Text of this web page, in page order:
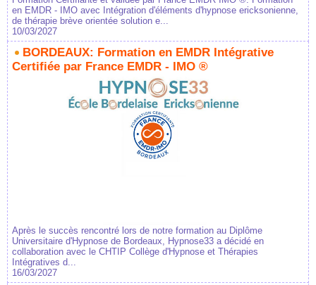
en EMDR - IMO avec Intégration d'éléments d'hypnose ericksonienne,
de thérapie brève orientée solution e...
10/03/2027
BORDEAUX: Formation en EMDR Intégrative
Certifiée par France EMDR - IMO ®
Après le succès rencontré lors de notre formation au Diplôme
Universitaire d'Hypnose de Bordeaux, Hypnose33 a décidé en
collaboration avec le CHTIP Collège d'Hypnose et Thérapies
Intégratives d...
16/03/2027